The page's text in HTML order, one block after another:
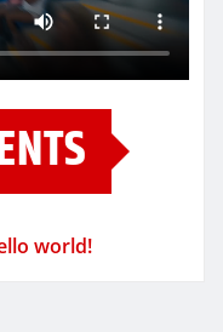
world!